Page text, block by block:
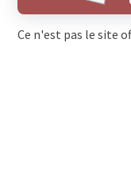
Ce n'est pas le site